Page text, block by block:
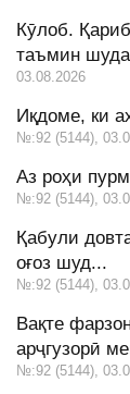
Кӯлоб.
таъмин
03.08.2026
Иқдоме, ки
№:92 (5144),
Аз роҳи
№:92 (5144),
Қабули
оғоз шуд...
№:92 (5144),
Вақте
арҷгузорӣ
№:92 (5144),